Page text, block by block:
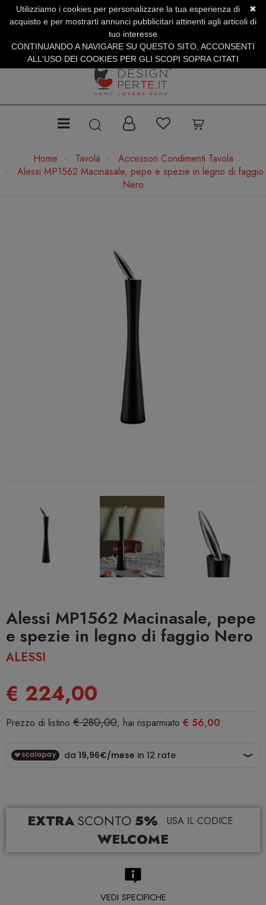
SERVIZIO CLIENTI +39.0773.470.562
SUMMER SALES | Fino al 31 Agosto
Home Tavola
Accessori Condimenti Tavola
Alessi MP1562 Macinasale, pepe e spezie in legno di faggio
Nero
Alessi MP1562 Macinasale, pepe
e spezie in legno di faggio Nero
ALESSI
€ 224,00
Prezzo di listino € 280,00, hai risparmiato € 56,00
EXTRASCONTO 5% USA IL CODICE
WELCOME
VEDI SPECIFICHE
✖
Utilizziamo i cookies per personalizzare la tua esperienza di
acquisto e per mostrarti annunci pubblicitari attinenti agli articoli di
tuo interesse
CONTINUANDO A NAVIGARE SU QUESTO SITO, ACCONSENTI
ALL'USO DEI COOKIES PER GLI SCOPI SOPRA CITATI